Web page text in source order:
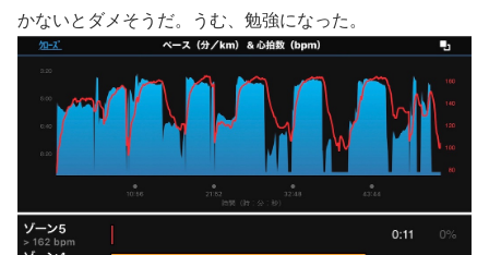
かないとダメそうだ。うむ、勉強になった。